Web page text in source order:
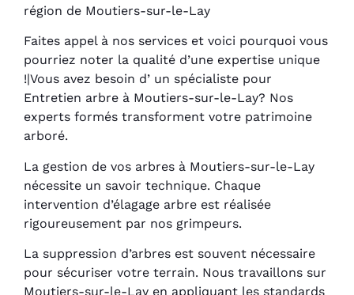
région de Moutiers-sur-le-Lay
Faites appel à nos services et voici pourquoi vous
pourriez noter la qualité d’une expertise unique
!|Vous avez besoin d’ un spécialiste pour
Entretien arbre à Moutiers-sur-le-Lay? Nos
experts formés transforment votre patrimoine
arboré.
La gestion de vos arbres à Moutiers-sur-le-Lay
nécessite un savoir technique. Chaque
intervention d’élagage arbre est réalisée
rigoureusement par nos grimpeurs.
La suppression d’arbres est souvent nécessaire
pour sécuriser votre terrain. Nous travaillons sur
Moutiers-sur-le-Lay en appliquant les standards